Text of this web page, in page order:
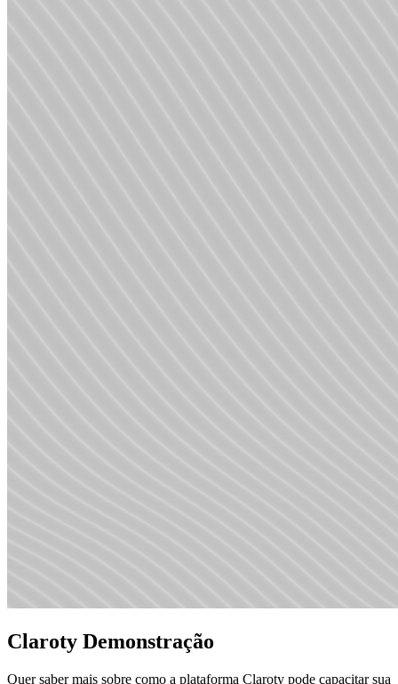
Claroty Demonstração
Quer saber mais sobre como a plataforma Claroty pode capacitar sua